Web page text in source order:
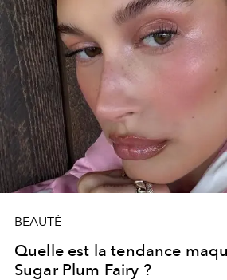
BEAUTÉ
Quelle est la tendance
Sugar Plum Fairy ?